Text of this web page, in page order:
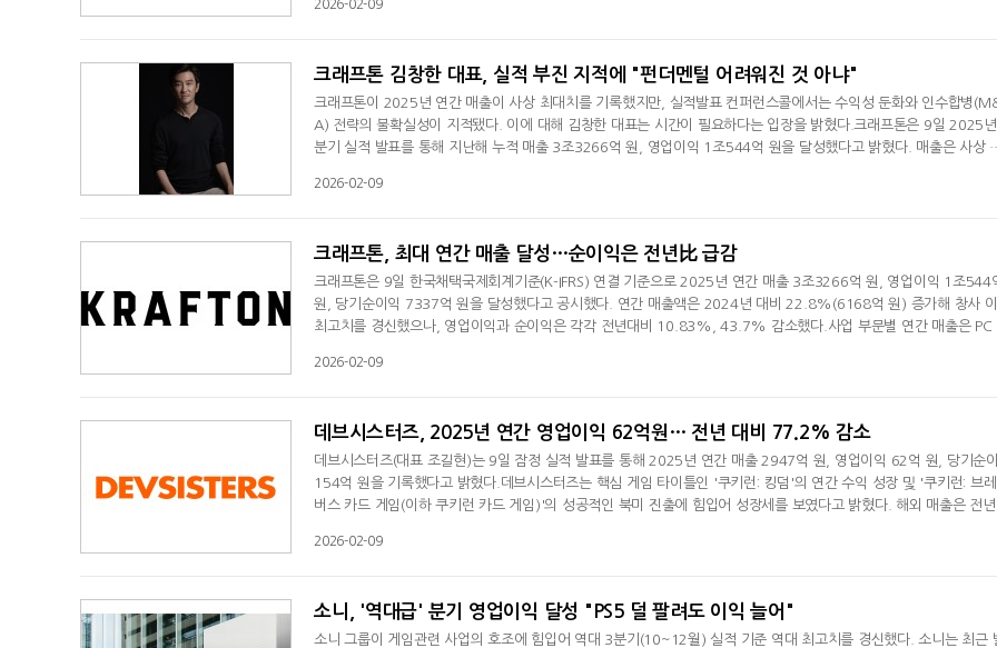
원, 31억 원으로 집계됐다. 당기순손실은 5억 원이다. 위메이드플레이는 올해 캐주얼 장르의 '프로젝트R', '프로젝트G'
2026-02-09
크래프톤 김창한 대표, 실적 부진 지적에 "펀더멘털 어려워진 것 아냐"
크래프톤이 2025년 연간 매출이 사상 최대치를 기록했지만, 실적발표 컨퍼런스콜에서는 수익성 둔화와 인수합병
A) 전략의 불확실성이 지적됐다. 이에 대해 김창한 대표는 시간이 필요하다는 입장을 밝혔다.크래프톤은 9일 2025
분기 실적 발표를 통해 지난해 누적 매출 3조3266억 원, 영업이익 1조544억 원을 달성했다고 밝혔다. 매출은 사상
등이 반영된 것이라고 설명했다. 김창한 대표는 모바일 사업 부진 우려에 대해 "비수기에 매출보다는 볼륨을 확장하기
2026-02-09
크래프톤, 최대 연간 매출 달성…순이익은 전년比 급감
크래프톤은 9일 한국채택국제회계기준(K-IFRS) 연결 기준으로 2025년 연간 매출 3조3266억 원, 영업이익 1조544
원, 당기순이익 7337억 원을 달성했다고 공시했다. 연간 매출액은 2024년 대비 22.8%(6168억 원) 증가해 창사
최고치를 경신했으나, 영업이익과 순이익은 각각 전년대비 10.83%, 43.7% 감소했다.사업 부문별 연간 매출은 PC
배틀그라운드)' IP가 직전 연도 보다 16% 성장하며 연간 최대 매출을 견인했다. 회사 측은 글로벌 아티스트 및 럭셔리
2026-02-09
데브시스터즈, 2025년 연간 영업이익 62억원… 전년 대비 77.2% 감소
데브시스터즈(대표 조길현)는 9일 잠정 실적 발표를 통해 2025년 연간 매출 2947억 원, 영업이익 62억 원, 당기순
154억 원을 기록했다고 밝혔다.데브시스터즈는 핵심 게임 타이틀인 '쿠키런: 킹덤'의 연간 수익 성장 및 '쿠키런: 브레
버스 카드 게임(이하 쿠키런 카드 게임)'의 성공적인 북미 진출에 힘입어 성장세를 보였다고 밝혔다. 해외 매출은 전
순손실 68억 원을 기록했다. 회사 측은 IP 문화적 확장 및 '쿠키런: 킹덤' 5주년 선제적 대비에 따른 광고선전비 확대,
2026-02-09
소니, '역대급' 분기 영업이익 달성 "PS5 덜 팔려도 이익 늘어"
소니 그룹이 게임관련 사업의 호조에 힘입어 역대 3분기(10~12월) 실적 기준 역대 최고치를 경신했다. 소니는 최근
넷마블, 2분기 매출 7492억
달리고 헌혈하고…'블루아
카카오게임즈, 내